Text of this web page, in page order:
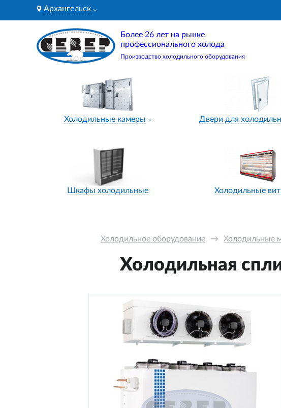
Архангельск
Более 26 лет на рынке
профессионального холода
Производство холодильного оборудования
Холодильные камеры Двери для
Шкафы холодильные Холодильные
Холодильное оборудование → Холодильные
Холодильная